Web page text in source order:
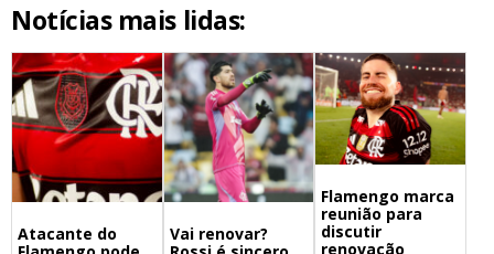
Notícias mais lidas:
Atacante do
Vai renovar?
Flamengo marca
reunião para
discutir
renovação